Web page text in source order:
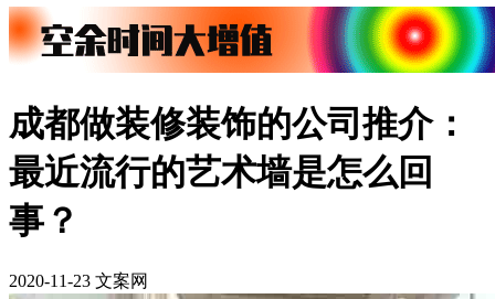
成都做装修装饰的公司推介：
最近流行的艺术墙是怎么回
事？
2020-11-23 文案网